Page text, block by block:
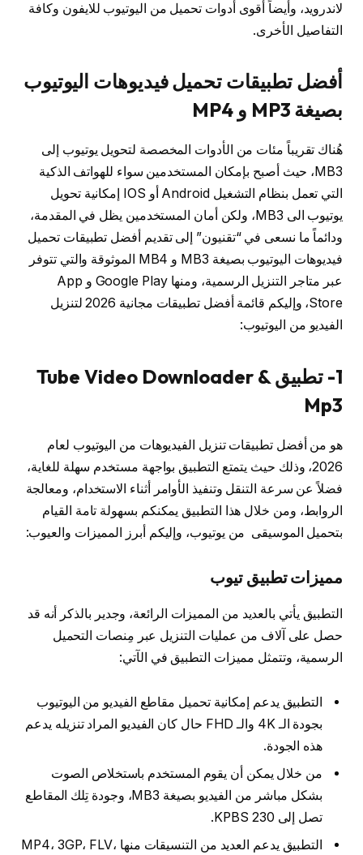
لاندرويد، وأيضاً أقوى أدوات تحميل من اليوتيوب للايفون وكافة
التفاصيل الأخرى.
أفضل تطبيقات تحميل فيديوهات اليوتيوب
بصيغة MP3 و MP4
هُناك تقريباً مئات من الأدوات المخصصة لتحويل يوتيوب إلى
MB3، حيث أصبح بإمكان المستخدمين سواء للهواتف الذكية
التي تعمل بنظام التشغيل Android أو IOS إمكانية تحويل
يوتيوب الى MB3، ولكن أمان المستخدمين يظل في المقدمة،
ودائماً ما نسعى في “تقنيون” إلى تقديم أفضل تطبيقات تحميل
فيديوهات اليوتيوب بصيغة MB3 و MB4 الموثوقة والتي تتوفر
عبر متاجر التنزيل الرسمية، ومنها Google Play و App
Store، وإليكم قائمة أفضل تطبيقات مجانية 2026 لتنزيل
الفيديو من اليوتيوب:
1- تطبيق Tube Video Downloader &
Mp3
هو من أفضل تطبيقات تنزيل الفيديوهات من اليوتيوب لعام
2026، وذلك حيث يتمتع التطبيق بواجهة مستخدم سهلة للغاية،
فضلاً عن سرعة التنقل وتنفيذ الأوامر أثناء الاستخدام، ومعالجة
الروابط، ومن خلال هذا التطبيق يمكنكم بسهولة تامة القيام
بتحميل الموسيقى من يوتيوب، وإليكم أبرز المميزات والعيوب:
مميزات تطبيق تيوب
التطبيق يأتي بالعديد من المميزات الرائعة، وجدير بالذكر أنه قد
حصل على آلاف من عمليات التنزيل عبر مِنصات التحميل
الرسمية، وتتمثل مميزات التطبيق في الآتي:
التطبيق يدعم إمكانية تحميل مقاطع الفيديو من اليوتيوب
بجودة الـ 4K والـ FHD حال كان الفيديو المراد تنزيله يدعم
هذه الجودة.
من خلال يمكن أن يقوم المستخدم باستخلاص الصوت
بشكل مباشر من الفيديو بصيغة MB3، وجودة تِلك المقاطع
تصل إلى 230 KPBS.
التطبيق يدعم العديد من التنسيقات منها MP4، 3GP، FLV،